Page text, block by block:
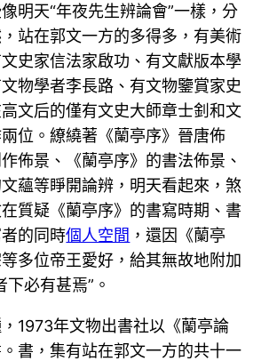
明天“年夜先生辨論會”一樣，分
站在郭文一方的多得多，有美術
史家信法家啟功、有文獻版本學
物學者李長路、有文物鑒賞家史
文后的僅有文史大師章士釗和文
位。繚繞著《蘭亭序》晉唐佈
佈景、《蘭亭序》的書法佈景、
文蘊等睜開論辨，明天看起來，煞
質疑《蘭亭序》的書寫時期、書
的同時個人空間 ，還因《蘭亭
多位帝王愛好，給其無故地附加
下必有甚焉”。
1973年文物出書社以《蘭亭論
書，集有站在郭文一方的共十一